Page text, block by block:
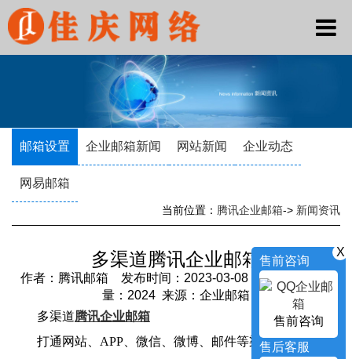
邮箱设置 企业邮箱新闻 网站新闻 企业动态
网易邮箱
当前位置： 腾讯企业邮箱-> 新闻资讯
多渠道腾讯企业邮箱
作者：腾讯邮箱 发布时间：2023-03-08 19:17:04 访问
量：2024 来源：企业邮箱
多渠道腾讯企业邮箱
打通网站、APP、微信、微博、邮件等渠道，提供智能
X
售前咨询
售前咨询
售后客服